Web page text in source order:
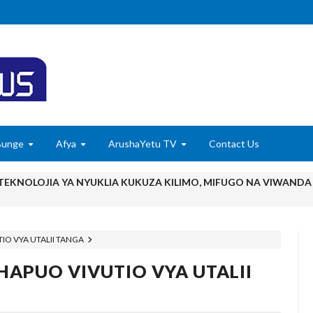
Afya ArushaYetu TV Contact Us
YA NYUKLIA KUKUZA KILIMO, MIFUGO NA VIWANDA
VYA UTALII TANGA
VIVUTIO VYA UTALII